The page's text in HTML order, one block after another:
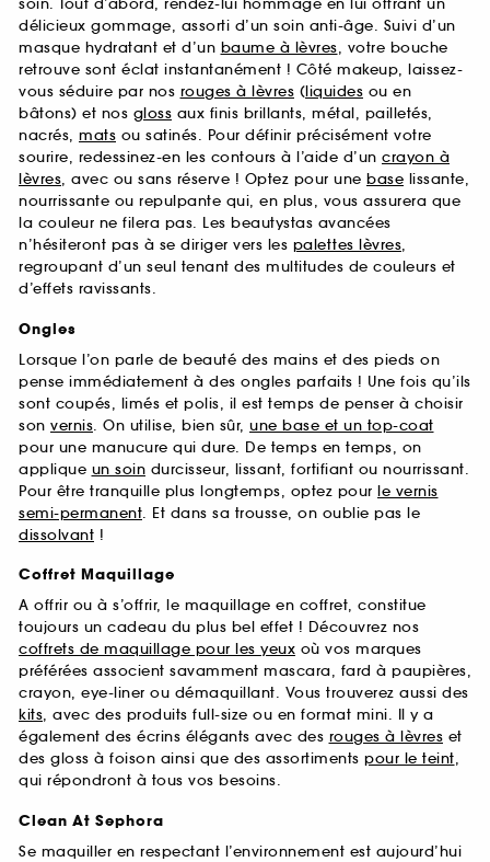
soin. Tout d’abord, rendez-lui hommage en lui offrant un
délicieux gommage, assorti d’un soin anti-âge. Suivi d’un
masque hydratant et d’un baume à lèvres, votre bouche
retrouve sont éclat instantanément ! Côté makeup, laissez-
vous séduire par nos rouges à lèvres (liquides ou en
bâtons) et nos gloss aux finis brillants, métal, pailletés,
nacrés, mats ou satinés. Pour définir précisément votre
sourire, redessinez-en les contours à l’aide d’un crayon à
lèvres, avec ou sans réserve ! Optez pour une base lissante,
nourrissante ou repulpante qui, en plus, vous assurera que
la couleur ne filera pas. Les beautystas avancées
n’hésiteront pas à se diriger vers les palettes lèvres,
regroupant d’un seul tenant des multitudes de couleurs et
d’effets ravissants.
Ongles
Lorsque l’on parle de beauté des mains et des pieds on
pense immédiatement à des ongles parfaits ! Une fois qu’ils
sont coupés, limés et polis, il est temps de penser à choisir
son vernis. On utilise, bien sûr, une base et un top-coat
pour une manucure qui dure. De temps en temps, on
applique un soin durcisseur, lissant, fortifiant ou nourrissant.
Pour être tranquille plus longtemps, optez pour le vernis
semi-permanent. Et dans sa trousse, on oublie pas le
dissolvant !
Coffret Maquillage
A offrir ou à s’offrir, le maquillage en coffret, constitue
toujours un cadeau du plus bel effet ! Découvrez nos
coffrets de maquillage pour les yeux où vos marques
préférées associent savamment mascara, fard à paupières,
crayon, eye-liner ou démaquillant. Vous trouverez aussi des
kits, avec des produits full-size ou en format mini. Il y a
également des écrins élégants avec des rouges à lèvres et
des gloss à foison ainsi que des assortiments pour le teint,
qui répondront à tous vos besoins.
Clean At Sephora
Se maquiller en respectant l’environnement est aujourd’hui